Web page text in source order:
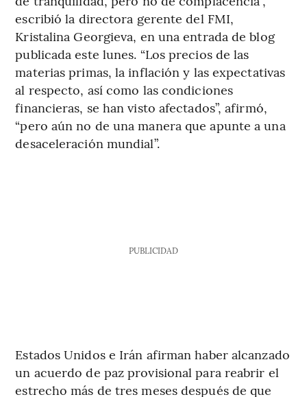
escribió la directora gerente del FMI,
Kristalina Georgieva, en una entrada de blog
publicada este lunes. “Los precios de las
materias primas, la inflación y las expectativas
al respecto, así como las condiciones
financieras, se han visto afectados”, afirmó,
“pero aún no de una manera que apunte a una
desaceleración mundial”.
PUBLICIDAD
Estados Unidos e Irán afirman haber alcanzado
un acuerdo de paz provisional para reabrir el
estrecho más de tres meses después de que